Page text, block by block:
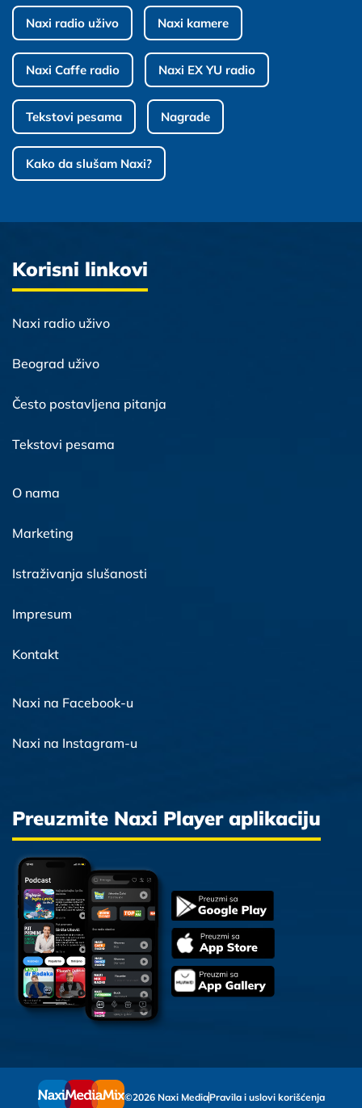
Naxi radio uživo Naxi kamere
Naxi Caffe radio Naxi EX YU radio
Tekstovi pesama Nagrade
Kako da slušam Naxi?
Korisni linkovi
Naxi radio uživo
Beograd uživo
Često postavljena pitanja
Tekstovi pesama
O nama
Marketing
Istraživanja slušanosti
Impresum
Kontakt
Naxi na Facebook-u
Naxi na Instagram-u
Preuzmite Naxi Player aplikaciju
©2026 Naxi MediaPravila i uslovi korišćenja